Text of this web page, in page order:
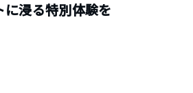
に浸る特別体験を